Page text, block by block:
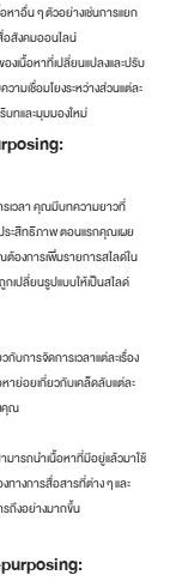
หาอื่น ๆ ตัวอย่างเช่นการแยก
อสังคมออนไลน์
งเนื้อหาที่เปลี่ยนแปลงและปรับ
ามเชื่อมโยงระหว่างส่วนแต่ละ
บทและมุมมองใหม่
เวลา คุณมีบทความยาวที่
ระสิทธิภาพ ตอนแรกคุณเผย
องการเพิ่มรายการสไลด์ใน
เปลี่ยนรูปแบบให้เป็นสไลด์
การจัดการเวลาแต่ละเรื่อง
หาย่อยเกี่ยวกับเคล็ดลับแต่ละ
คุณ
ารถนำเนื้อหาที่มีอยู่แล้วมาใช้
ทางการสื่อสารที่ต่าง ๆ และ
ถึงอย่างมากขึ้น